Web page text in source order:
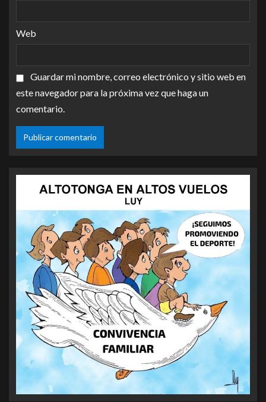
Web
Guardar mi nombre, correo electrónico y sitio web en
este navegador para la próxima vez que haga un
comentario.